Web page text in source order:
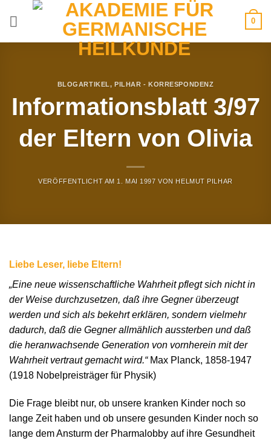
0
BLOGARTIKEL, PILHAR - KORRESPONDENZ
Informationsblatt 3/97
der Eltern von Olivia
VERÖFFENTLICHT AM 1. MAI 1997 VON HELMUT PILHAR
Liebe Leser, liebe Eltern!
„Eine neue wissenschaftliche Wahrheit pflegt sich nicht in
der Weise durchzusetzen, daß ihre Gegner überzeugt
werden und sich als bekehrt erklären, sondern vielmehr
dadurch, daß die Gegner allmählich aussterben und daß
die heranwachsende Generation von vornherein mit der
Wahrheit vertraut gemacht wird.“Max Planck, 1858-1947
(1918 Nobelpreisträger für Physik)
Die Frage bleibt nur, ob unsere kranken Kinder noch so
lange Zeit haben und ob unsere gesunden Kinder noch so
lange dem Ansturm der Pharmalobby auf ihre Gesundheit